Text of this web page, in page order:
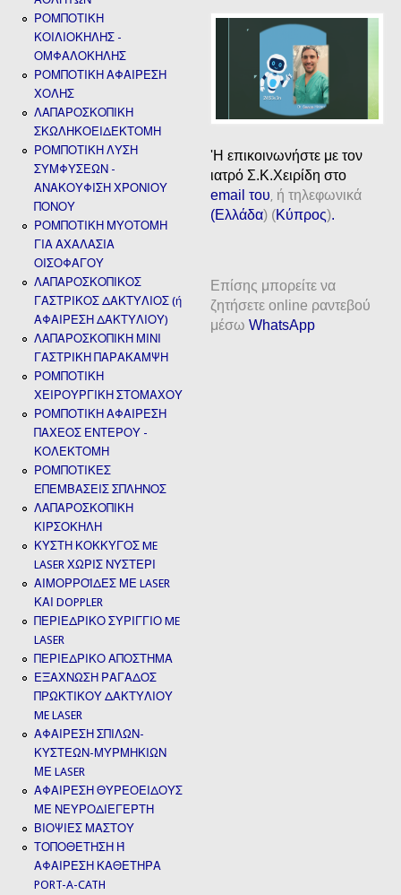
ΡΟΜΠΟΤΙΚΗ
ΚΟΙΛΙΟΚΗΛΗΣ -
ΟΜΦΑΛΟΚΗΛΗΣ
ΡΟΜΠΟΤΙΚΗ ΑΦΑΙΡΕΣΗ
ΧΟΛΗΣ
ΛΑΠΑΡΟΣΚΟΠΙΚΗ
ΣΚΩΛΗΚΟΕΙΔΕΚΤΟΜΗ
ΡΟΜΠΟΤΙΚΗ ΛΥΣΗ
ΣΥΜΦΥΣΕΩΝ -
ΑΝΑΚΟΥΦΙΣΗ ΧΡΟΝΙΟΥ
ΠΟΝΟΥ
ΡΟΜΠΟΤΙΚΗ ΜΥΟΤΟΜΗ
ΓΙΑ ΑΧΑΛΑΣΙΑ
ΟΙΣΟΦΑΓΟΥ
ΛΑΠΑΡΟΣΚΟΠΙΚΟΣ
ΓΑΣΤΡΙΚΟΣ ΔΑΚΤΥΛΙΟΣ (ή
ΑΦΑΙΡΕΣΗ ΔΑΚΤΥΛΙΟΥ)
ΛΑΠΑΡΟΣΚΟΠΙΚΗ ΜΙΝΙ
ΓΑΣΤΡΙΚΗ ΠΑΡΑΚΑΜΨΗ
ΡΟΜΠΟΤΙΚΗ
ΧΕΙΡΟΥΡΓΙΚΗ ΣΤΟΜΑΧΟΥ
ΡΟΜΠΟΤΙΚΗ ΑΦΑΙΡΕΣΗ
ΠΑΧΕΟΣ ΕΝΤΕΡΟΥ -
ΚΟΛΕΚΤΟΜΗ
ΡΟΜΠΟΤΙΚΕΣ
ΕΠΕΜΒΑΣΕΙΣ ΣΠΛΗΝΟΣ
ΛΑΠΑΡΟΣΚΟΠΙΚΗ
ΚΙΡΣΟΚΗΛΗ
ΚΥΣΤΗ ΚΟΚΚΥΓΟΣ ME
LASER ΧΩΡΙΣ ΝΥΣΤΕΡΙ
ΑΙΜΟΡΡΟΪΔΕΣ ΜΕ LASER
ΚΑΙ DOPPLER
ΠΕΡΙΕΔΡΙΚΟ ΣΥΡΙΓΓΙΟ ME
LASER
ΠΕΡΙΕΔΡΙΚΟ ΑΠΟΣΤΗΜΑ
ΕΞΑΧΝΩΣΗ ΡΑΓΑΔΟΣ
ΠΡΩΚΤΙΚΟΥ ΔΑΚΤΥΛΙΟΥ
ME LASER
ΑΦΑΙΡΕΣΗ ΣΠΙΛΩΝ-
ΚΥΣΤΕΩΝ-ΜΥΡΜΗΚΙΩΝ
ΜΕ LASER
ΑΦΑΙΡΕΣΗ ΘΥΡΕΟΕΙΔΟΥΣ
ΜΕ ΝΕΥΡΟΔΙΕΓΕΡΤΗ
ΒΙΟΨΙΕΣ ΜΑΣΤΟΥ
ΤΟΠΟΘΕΤΗΣΗ Ή
ΑΦΑΙΡΕΣΗ ΚΑΘΕΤΗΡΑ
PORT-A-CATH
'H επικοινωνήστε με τον
ιατρό Σ.Κ.Χειρίδη στο
email του, ή τηλεφωνικά
(Ελλάδα) (Κύπρος).
Επίσης μπορείτε να
ζητήσετε online ραντεβού
μέσωWhatsApp